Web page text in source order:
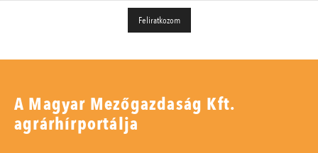
A Magyar Mezőgazdaság Kft.
agrárhírportálja